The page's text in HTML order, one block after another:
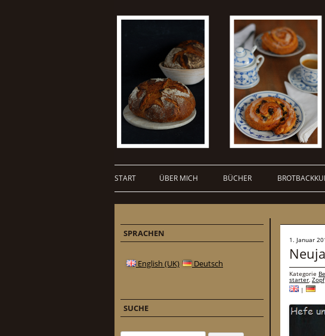
START ÜBER MICH BÜCHER
1. Januar
Kategorie
starter, Zopf
|
SPRACHEN
English (UK) Deutsch
SUCHE